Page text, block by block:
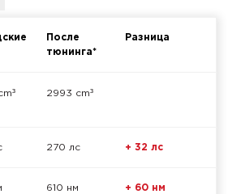
После
тюнинга*
Разница
³ 2993 cm³
270 лс + 32 лс
610 нм + 60 нм